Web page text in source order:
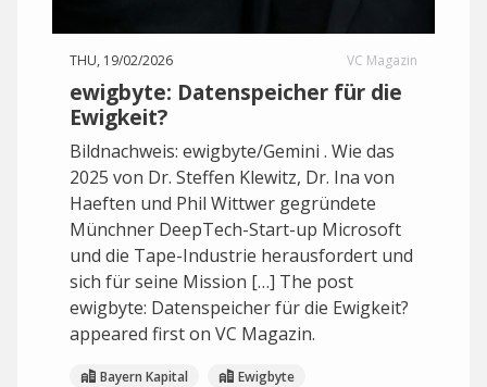
THU, 19/02/2026 VC Magazin
ewigbyte: Datenspeicher für die
Ewigkeit?
Bildnachweis: ewigbyte/Gemini . Wie das
2025 von Dr. Steffen Klewitz, Dr. Ina von
Haeften und Phil Wittwer gegründete
Münchner DeepTech-Start-up Microsoft
und die Tape-Industrie herausfordert und
sich für seine Mission […] The post
ewigbyte: Datenspeicher für die Ewigkeit?
appeared first on VC Magazin.
Bayern Kapital
Ewigbyte